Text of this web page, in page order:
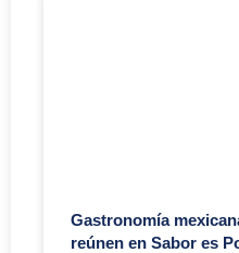
Gastronomía
reúnen en Sabor es